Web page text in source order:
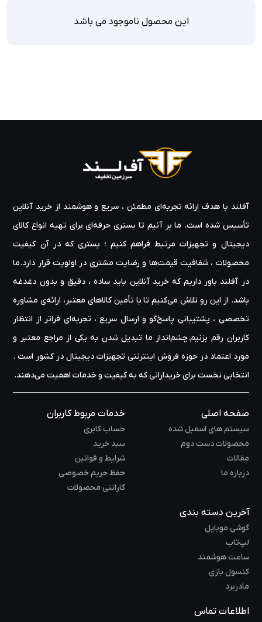
این محصول ناموجود می باشد
آفلند با هدف ارائه‌ تجربه‌ای مطمئن ، سریع و هوشمند از خرید آنلاین
تأسیس شده است. ما بر آنیم تا بستری حرفه‌ای برای تهیه‌ انواع کالای
دیجیتال و تجهیزات مرتبط فراهم کنیم ؛ بستری که در آن کیفیت
محصولات ، شفافیت قیمت‌ها و رضایت مشتری در اولویت قرار دارد.ما
در آفلند باور داریم که خرید آنلاین باید ساده ، دقیق و بدون دغدغه
باشد. از این رو تلاش می‌کنیم تا با تأمین کالاهای معتبر، ارائه‌ی مشاوره‌
تخصصی ، پشتیبانی پاسخ‌گو و ارسال سریع ، تجربه‌ای فراتر از انتظار
کاربران رقم بزنیم.چشم‌انداز ما تبدیل شدن به یکی از مراجع معتبر و
مورد اعتماد در حوزه‌ فروش اینترنتی تجهیزات دیجیتال در کشور است .
انتخابی نخست برای خریدارانی که به کیفیت و خدمات اهمیت می‌دهند.
صفحه اصلی
سیستم های اسمبل شده
محصولات دست دوم
مقالات
درباره ما
خدمات مربوط کاربران
حساب کابری
سبد خرید
شرایط و قوانین
حفظ حریم خصوصی
گارانتی محصولات
آخرین دسته بندی
گوشی موبایل
لپ‌تاب
ساعت هوشمند
کنسول بازی
مادربرد
اطلاعات تماس